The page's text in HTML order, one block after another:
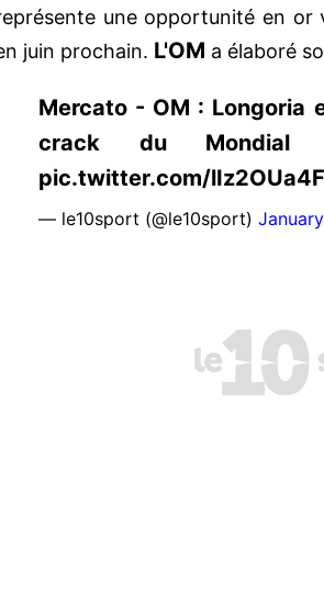
une opportunité en
juin prochain. L'OM a élaboré
Mercato - OM : Longoria
crack du Mondial
pic.twitter.com/
— le10sport (@le10sport)